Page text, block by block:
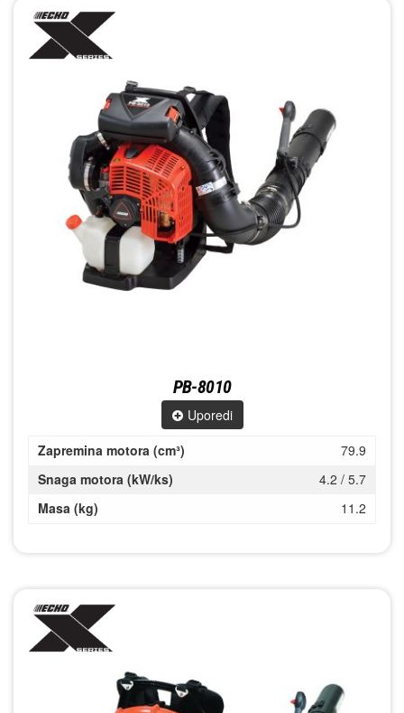
PB-8010
Uporedi
Zapremina motora (cm³)
79.9
Snaga motora (kW/ks)
4.2 / 5.7
Masa (kg)
11.2